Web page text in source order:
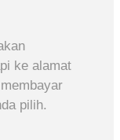
ke alamat
pilih.